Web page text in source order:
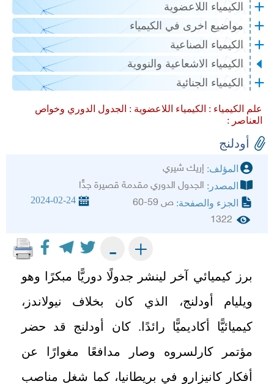
الكيمياء اللاعضوية
مواضيع اخرى في الكيمياء
الكيمياء الصناعية
الكيمياء الاشعاعية والنووية
الكيمياء الجنائية
علم الكيمياء : الكيمياء اللاعضوية : الجدول الدوري وخواص
العناصر :
أودلنج
المؤلف: إريك شيري
المصدر: الجدول الدوري مقدمة قصيرة جدًّا
الجزء والصفحة: ص 59-60 2024-02-24
1322
+
-
برز كيميائي آخر لينشر جدولًا دوريًّا مبكرًا وهو
ويليام أودلنج، الذي كان بخلاف نيولاندز،
كيميائيًّا أكاديميًّا رائدًا. كان أودلنج قد حضر
مؤتمر كارلسروه وصار مدافعًا مغوارًا عن
أفكار كانيزارو في بريطانيا، كما شغل مناصب